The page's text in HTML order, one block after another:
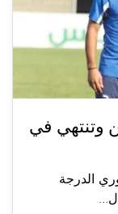
وتنتهي في
الدرجة